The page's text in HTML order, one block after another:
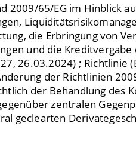
2009/65/EG im Hinblick
die Erbringung von
und die
26.03.2024) ; Richtlinie
der Richtlinien
der Behandlung des
zentralen
geclearten